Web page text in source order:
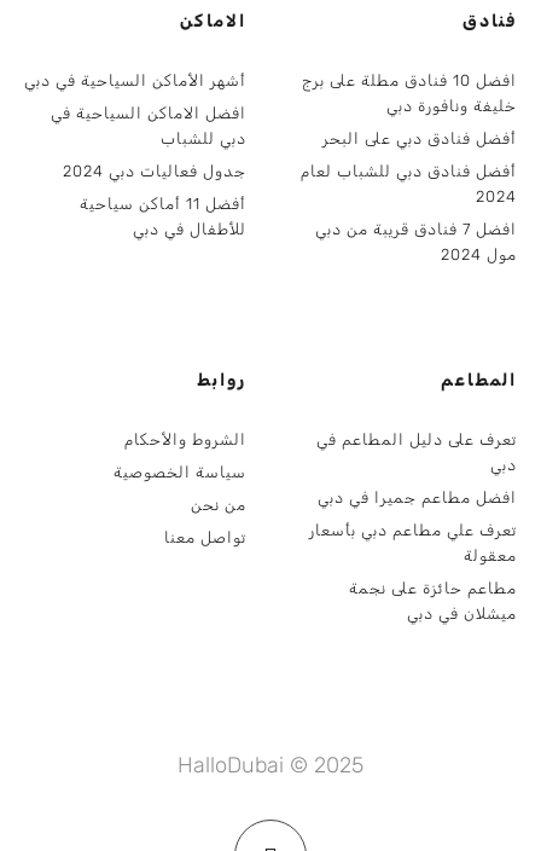
فنادق
افضل 10 فنادق مطلة على برج
خليفة ونافورة دبي
أفضل فنادق دبي على البحر
أفضل فنادق دبي للشباب لعام
2024
افضل 7 فنادق قريبة من دبي
مول 2024
الاماكن
أشهر الأماكن السياحية في دبي
افضل الاماكن السياحية في
دبي للشباب
جدول فعاليات دبي 2024
أفضل 11 أماكن سياحية
للأطفال في دبي
المطاعم
تعرف على دليل المطاعم في
دبي
افضل مطاعم جميرا في دبي
تعرف علي مطاعم دبي بأسعار
معقولة
مطاعم حائزة على نجمة
ميشلان في دبي
روابط
الشروط والأحكام
سياسة الخصوصية
من نحن
تواصل معنا
HalloDubai © 2025